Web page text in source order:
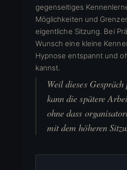
gegenseitiges
Möglichkeiten und
eigentliche Sitzung. Bei
Wunsch eine kleine
Hypnose entspannt und
kannst.
Weil dieses
kann die spätere
ohne dass
mit dem höheren